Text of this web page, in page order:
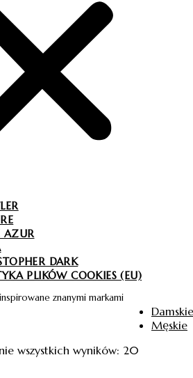
AZUR
DARK
PLIKÓW COOKIES (EU)
znanymi markami
Damskie
Męskie
wszystkich wyników: 20